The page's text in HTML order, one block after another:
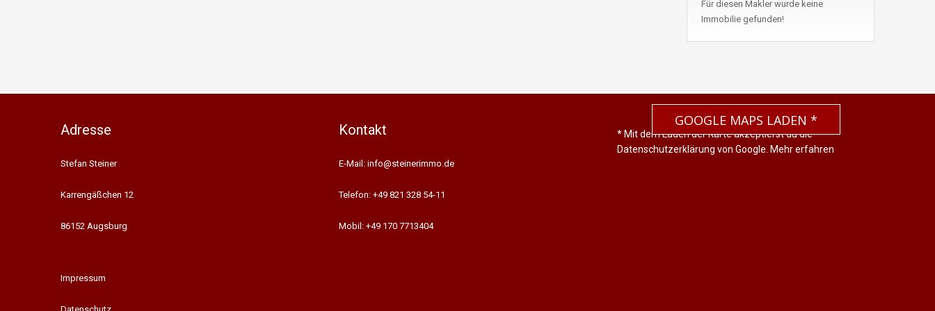
Für diesen Makler wurde keine
Immobilie gefunden!
Adresse
Stefan Steiner
Karrengäßchen 12
86152 Augsburg
Impressum
Kontakt
E-Mail: info@steinerimmo.de
Telefon: +49 821 328 54-11
Mobil: +49 170 7713404
GOOGLE MAPS LADEN *
* Mit dem Laden der Karte akzeptierst du die
Datenschutzerklärung von Google. Mehr erfahren